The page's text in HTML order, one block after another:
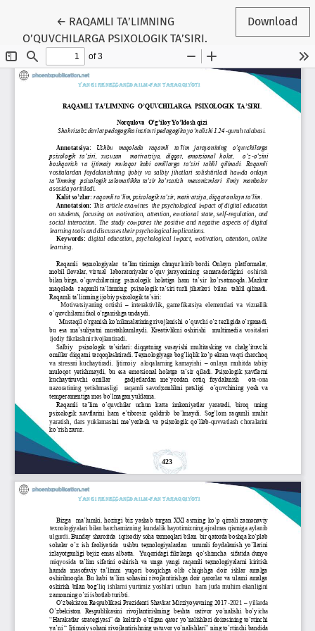
← Return to Article Details
RAQAMLI TA’LIMNING
O’QUVCHILARGA PSIXOLOGIK TA’SIRI.
Download